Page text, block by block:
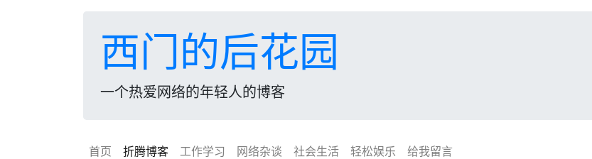
西门的后花园
一个热爱网络的年轻人的博客
首页 折腾博客 工作学习 网络杂谈 社会生活 轻松娱乐 给我留言